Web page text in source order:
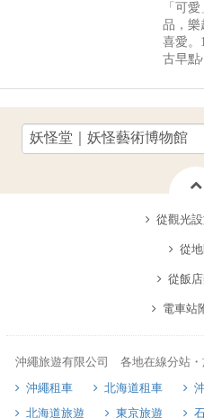
「可
品，樂
喜愛。
古早點
從觀光
從
從飯
電車站
沖繩旅遊有限公司 各地在線分站・
沖繩租車
北海道租車
北海道旅遊
東京旅遊